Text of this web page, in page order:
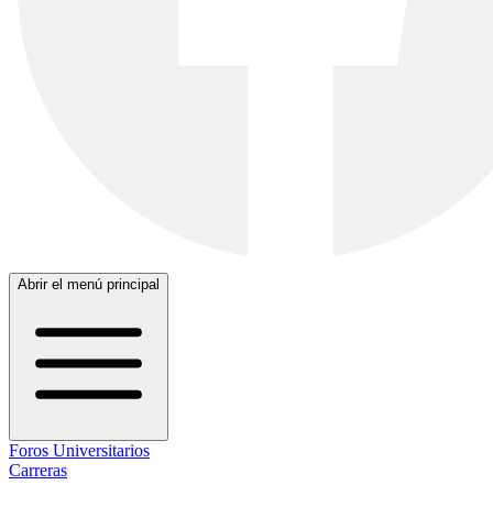
Abrir el menú principal
Foros Universitarios
Carreras